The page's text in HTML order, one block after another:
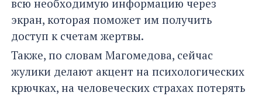
всю необходимую информацию через
экран, которая поможет им получить
доступ к счетам жертвы.
Также, по словам Магомедова, сейчас
жулики делают акцент на психологических
крючках, на человеческих страхах потерять